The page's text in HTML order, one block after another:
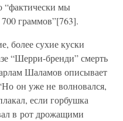
“фактически мы
граммов”[763].
более сухие куски
“Шерри-бренди” смерть
Шаламов описывает
он уже не волновался,
если горбушка
в рот дрожащими